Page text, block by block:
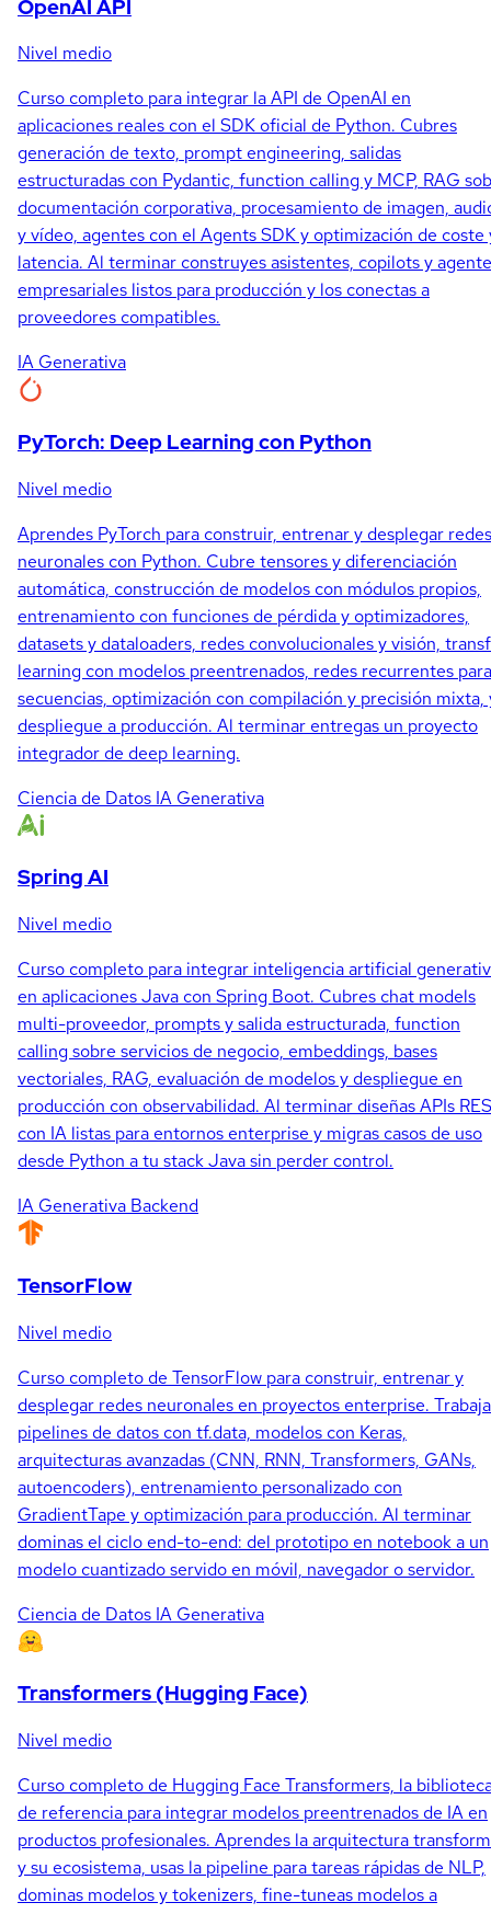
OpenAI API
Nivel medio
Curso completo para integrar la API de OpenAI en
aplicaciones reales con el SDK oficial de Python. Cubres
generación de texto, prompt engineering, salidas
estructuradas con Pydantic, function calling y MCP, RAG
documentación corporativa, procesamiento de imagen,
y vídeo, agentes con el Agents SDK y optimización de coste
latencia. Al terminar construyes asistentes, copilots y
empresariales listos para producción y los conectas a
proveedores compatibles.
IA Generativa
PyTorch: Deep Learning con Python
Nivel medio
Aprendes PyTorch para construir, entrenar y desplegar redes
neuronales con Python. Cubre tensores y diferenciación
automática, construcción de modelos con módulos propios,
entrenamiento con funciones de pérdida y optimizadores,
datasets y dataloaders, redes convolucionales y visión,
learning con modelos preentrenados, redes recurrentes para
secuencias, optimización con compilación y precisión mixta,
despliegue a producción. Al terminar entregas un proyecto
integrador de deep learning.
Ciencia de Datos IA Generativa
Spring AI
Nivel medio
Curso completo para integrar inteligencia artificial
en aplicaciones Java con Spring Boot. Cubres chat models
multi-proveedor, prompts y salida estructurada, function
calling sobre servicios de negocio, embeddings, bases
vectoriales, RAG, evaluación de modelos y despliegue en
producción con observabilidad. Al terminar diseñas APIs
con IA listas para entornos enterprise y migras casos de uso
desde Python a tu stack Java sin perder control.
IA Generativa Backend
TensorFlow
Nivel medio
Curso completo de TensorFlow para construir, entrenar y
desplegar redes neuronales en proyectos enterprise.
pipelines de datos con tf.data, modelos con Keras,
arquitecturas avanzadas (CNN, RNN, Transformers, GANs,
autoencoders), entrenamiento personalizado con
GradientTape y optimización para producción. Al terminar
dominas el ciclo end-to-end: del prototipo en notebook a un
modelo cuantizado servido en móvil, navegador o servidor.
Ciencia de Datos IA Generativa
Transformers (Hugging Face)
Nivel medio
Curso completo de Hugging Face Transformers, la
de referencia para integrar modelos preentrenados de IA en
productos profesionales. Aprendes la arquitectura
y su ecosistema, usas la pipeline para tareas rápidas de NLP,
dominas modelos y tokenizers, fine-tuneas modelos a